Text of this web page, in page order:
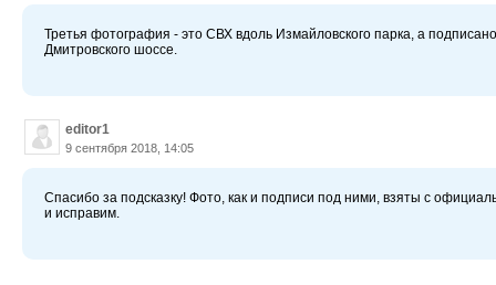
Третья фотография - это СВХ вдоль Измайловского парка, а
Дмитровского шоссе.
editor1
9 сентября 2018, 14:05
Спасибо за подсказку! Фото, как и подписи под ними, взяты с
и исправим.